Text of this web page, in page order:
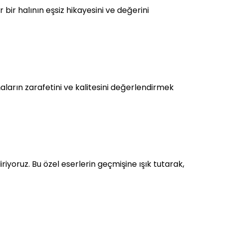
halının eşsiz hikayesini ve değerini
zarafetini ve kalitesini değerlendirmek
Bu özel eserlerin geçmişine ışık tutarak,